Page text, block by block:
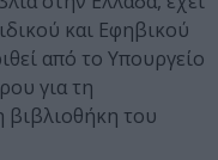
και Εφηβικού
από το Υπουργείο
για τη
βιβλιοθήκη του